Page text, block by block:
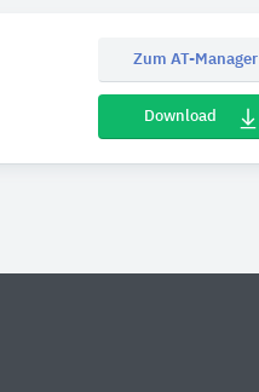
Zum AT-Manager
Download